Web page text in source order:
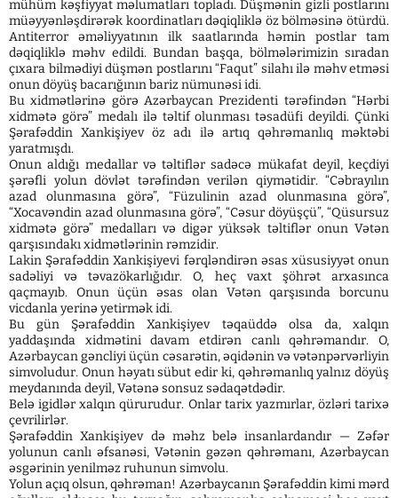
mühüm kəşfiyyat məlumatları topladı. Düşmənin gizli postlarını
müəyyənləşdirərək koordinatları dəqiqliklə öz bölməsinə ötürdü.
Antiterror əməliyyatının ilk saatlarında həmin postlar tam
dəqiqliklə məhv edildi. Bundan başqa, bölmələrimizin sıradan
çıxara bilmədiyi düşmən postlarını “Faqut” silahı ilə məhv etməsi
onun döyüş bacarığının bariz nümunəsi idi.
Bu xidmətlərinə görə Azərbaycan Prezidenti tərəfindən “Hərbi
xidmətə görə” medalı ilə təltif olunması təsadüfi deyildi. Çünki
Şərafəddin Xankişiyev öz adı ilə artıq qəhrəmanlıq məktəbi
yaratmışdı.
Onun aldığı medallar və təltiflər sadəcə mükafat deyil, keçdiyi
şərəfli yolun dövlət tərəfindən verilən qiymətidir. “Cəbrayılın
azad olunmasına görə”, “Füzulinin azad olunmasına görə”,
“Xocavəndin azad olunmasına görə”, “Cəsur döyüşçü”, “Qüsursuz
xidmətə görə” medalları və digər yüksək təltiflər onun Vətən
qarşısındakı xidmətlərinin rəmzidir.
Lakin Şərafəddin Xankişiyevi fərqləndirən əsas xüsusiyyət onun
sadəliyi və təvazökarlığıdır. O, heç vaxt şöhrət arxasınca
qaçmayıb. Onun üçün əsas olan Vətən qarşısında borcunu
vicdanla yerinə yetirmək idi.
Bu gün Şərafəddin Xankişiyev təqaüddə olsa da, xalqın
yaddaşında xidmətini davam etdirən canlı qəhrəmandır. O,
Azərbaycan gəncliyi üçün cəsarətin, əqidənin və vətənpərvərliyin
simvoludur. Onun həyatı sübut edir ki, qəhrəmanlıq yalnız döyüş
meydanında deyil, Vətənə sonsuz sədaqətdədir.
Belə igidlər xalqın qürurudur. Onlar tarix yazmırlar, özləri tarixə
çevrilirlər.
Şərafəddin Xankişiyev də məhz belə insanlardandır — Zəfər
yolunun canlı əfsanəsi, Vətənin gəzən qəhrəmanı, Azərbaycan
əsgərinin yenilməz ruhunun simvolu.
Yolun açıq olsun, qəhrəman! Azərbaycanın Şərafəddin kimi mərd